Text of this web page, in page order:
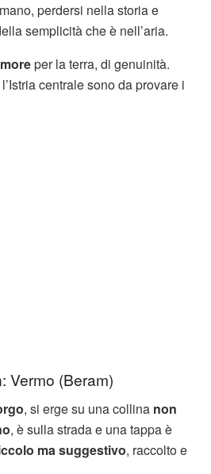
perdersi nella storia e
semplicità che è nell’aria.
per la terra, di genuinità.
centrale sono da provare i
Vermo (Beram)
, si erge su una collina non
, è sulla strada e una tappa è
ma suggestivo, raccolto e